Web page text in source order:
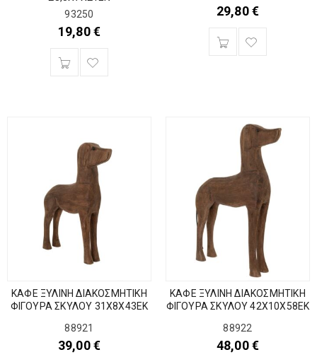
93250
19,80€
29,80€
ΚΑΦΕ ΞΥΛΙΝΗ ΔΙΑΚΟΣΜΗΤΙΚΗ
ΦΙΓΟΥΡΑ ΣΚΥΛΟΥ 31Χ8Χ43ΕΚ
88921
39,00€
ΚΑΦΕ ΞΥΛΙΝΗ ΔΙΑΚΟΣΜΗΤΙΚΗ
ΦΙΓΟΥΡΑ ΣΚΥΛΟΥ 42Χ10Χ58ΕΚ
88922
48,00€